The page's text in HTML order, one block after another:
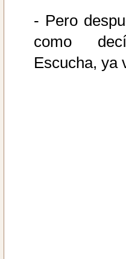
- Pero
como
Escucha, ya